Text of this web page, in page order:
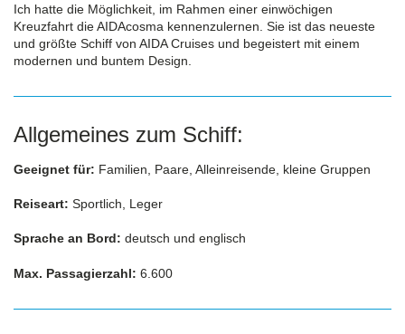
Ich hatte die Möglichkeit, im Rahmen einer einwöchigen
Kreuzfahrt die AIDAcosma kennenzulernen. Sie ist das neueste
und größte Schiff von AIDA Cruises und begeistert mit einem
modernen und buntem Design.
Allgemeines zum Schiff:
Geeignet für: Familien, Paare, Alleinreisende, kleine Gruppen
Reiseart: Sportlich, Leger
Sprache an Bord: deutsch und englisch
Max. Passagierzahl: 6.600